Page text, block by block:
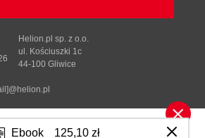
Ebook 125,10 zł
Helion.pl sp. z o.o.
ul. Kościuszki 1c
44-100 Gliwice